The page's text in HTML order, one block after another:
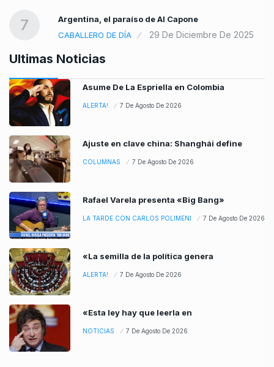
7
Argentina, el paraíso de Al Capone
CABALLERO DE DÍA
29 De Diciembre De 2025
Ultimas Noticias
Asume De La Espriella en Colombia
ALERTA! 7 De Agosto De 2026
Ajuste en clave china: Shanghái define
COLUMNAS 7 De Agosto De 2026
Rafael Varela presenta «Big Bang»
LA TARDE CON CARLOS POLIMENI 7 De Agosto De 2026
«La semilla de la política genera
ALERTA! 7 De Agosto De 2026
«Esta ley hay que leerla en
NOTICIAS 7 De Agosto De 2026